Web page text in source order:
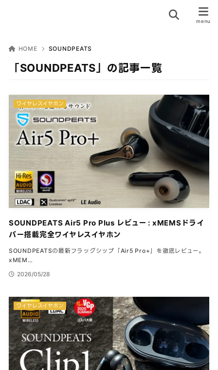
HOME SOUNDPEATS
「SOUNDPEATS」の記事一覧
SOUNDPEATS Air5 Pro Plus レビュー : xMEMSドライ
バー搭載完全ワイヤレスイヤホン
SOUNDPEATSの最新フラッグシップ「Air5 Pro+」を徹底レビュー。
xMEM…
2026/05/28
ワイヤレスイヤホン
ワイヤレスイヤホン